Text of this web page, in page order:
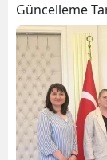
Güncelleme